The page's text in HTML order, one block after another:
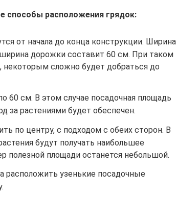
способы расположения грядок:
от начала до конца конструкции. Ширина
дорожки составит 60 см. При таком
некоторым сложно будет добраться до
60 см. В этом случае посадочная площадь
за растениями будет обеспечен.
по центру, с подходом с обеих сторон. В
будут получать наибольшее
полезной площади останется небольшой.
узенькие посадочные